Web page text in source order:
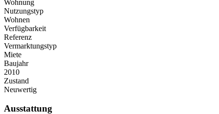
Wohnung
Nutzungstyp
Wohnen
Verfügbarkeit
Referenz
Vermarktungstyp
Miete
Baujahr
2010
Zustand
Neuwertig
Ausstattung